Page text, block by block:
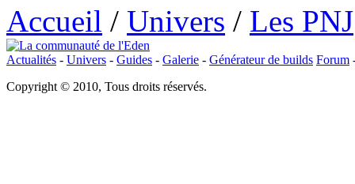
Accueil / Univers / Les PNJ
Actualités - Univers - Guides - Galerie - Générateur de builds Forum
Copyright © 2010, Tous droits réservés.